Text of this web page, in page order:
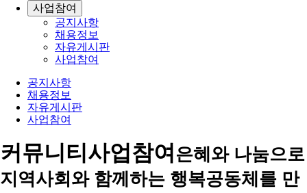
사업참여
공지사항
채용정보
자유게시판
사업참여
공지사항
채용정보
자유게시판
사업참여
커뮤니티사업참여은혜와 나눔으로
지역사회와 함께하는 행복공동체를 만